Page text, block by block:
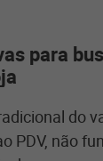
para
do
PDV, não